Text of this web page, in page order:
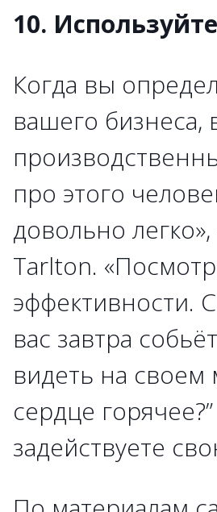
10.
Когда вы
вашего
про этого
довольно
Tarlton.
эффективности.
вас завтра
видеть на своем
сердце
задействуете